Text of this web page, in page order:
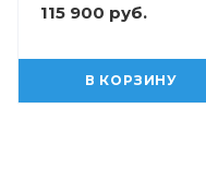
115 900 руб.
В КОРЗИНУ